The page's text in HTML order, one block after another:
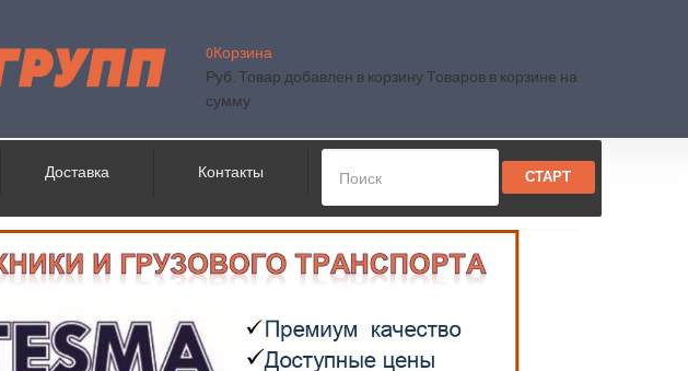
0Корзина
Руб. Товар добавлен в корзину Товаров в корзине на
сумму
Доставка Контакты